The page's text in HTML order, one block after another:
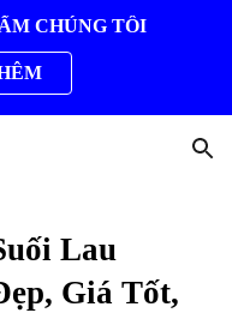
CHÚNG TÔI
Lau
Giá Tốt,